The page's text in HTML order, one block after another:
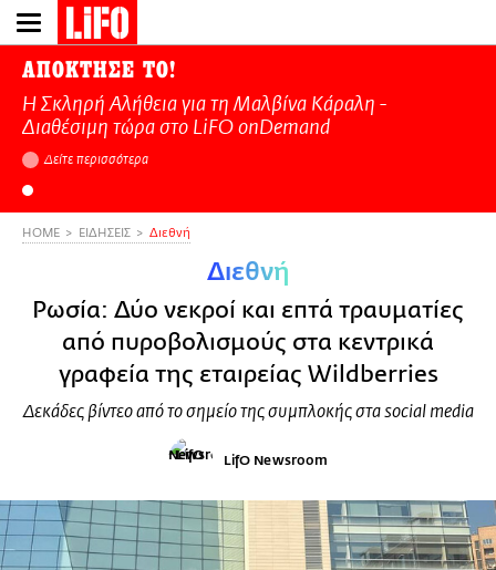
Παράκαμψη
προς
κυρίως
περιεχόμενο
ΑΠΟΚΤΗΣΕ ΤΟ!
Η Σκληρή Αλήθεια για τη Μαλβίνα Κάραλη -
Διαθέσιμη τώρα στo LiFO onDemand
Δείτε περισσότερα
HOME ΕΙΔΗΣΕΙΣ Διεθνή
Διεθνή
Ρωσία: Δύο νεκροί και επτά τραυματίες
από πυροβολισμούς στα κεντρικά
γραφεία της εταιρείας Wildberries
Δεκάδες βίντεο από το σημείο της συμπλοκής στα social media
LifO Newsroom